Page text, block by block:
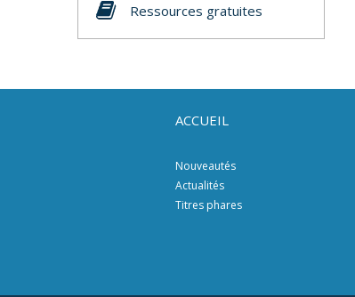
Ressources gratuites
ACCUEIL
Nouveautés
Actualités
Titres phares